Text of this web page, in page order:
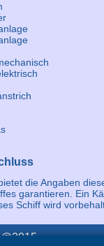
die Angaben
garantieren. Ein
Schiff wird